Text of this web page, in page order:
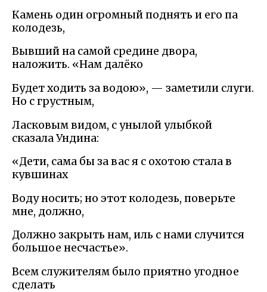
Камень один огромный поднять и его па
колодезь,
Вывший на самой средине двора,
наложить. «Нам далёко
Будет ходить за водою», — заметили слуги.
Но с грустным,
Ласковым видом, с унылой улыбкой
сказала Ундина:
«Дети, сама бы за вас я с охотою стала в
кувшинах
Воду носить; но этот колодезь, поверьте
мне, должно,
Должно закрыть нам, иль с нами случится
большое несчастье».
Всем служителям было приятно угодное
сделать